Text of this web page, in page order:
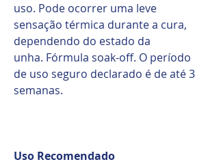
uso. Pode ocorrer uma leve
sensação térmica durante a cura,
dependendo do estado da
unha. Fórmula soak-off. O período
de uso seguro declarado é de até 3
semanas.
Uso Recomendado